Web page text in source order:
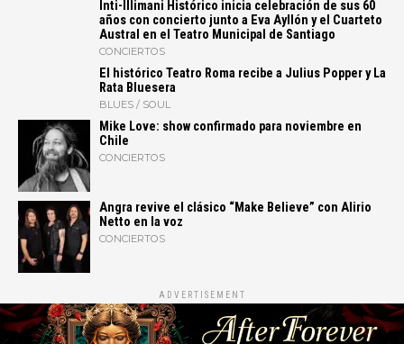
Inti-Illimani Histórico inicia celebración de sus 60
años con concierto junto a Eva Ayllón y el Cuarteto
Austral en el Teatro Municipal de Santiago
CONCIERTOS
El histórico Teatro Roma recibe a Julius Popper y La
Rata Bluesera
BLUES / SOUL
Mike Love: show confirmado para noviembre en
Chile
CONCIERTOS
Angra revive el clásico “Make Believe” con Alirio
Netto en la voz
CONCIERTOS
ADVERTISEMENT